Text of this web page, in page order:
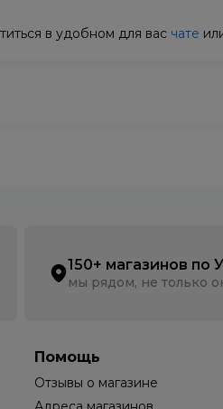
в удобном для вас чате
150+ магазинов по
мы рядом, не только
Помощь
Отзывы о магазине